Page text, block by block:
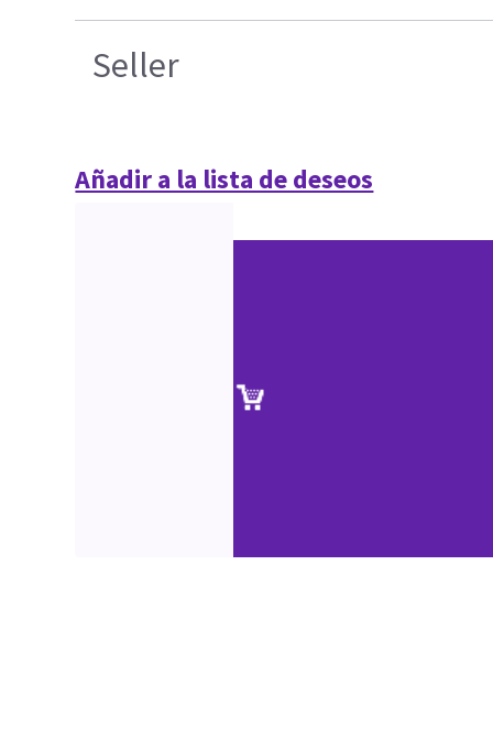
Seller
Añadir a la lista de deseos